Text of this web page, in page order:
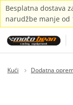
Besplatna dostava
narudžbe manje od
Kući Dodatna